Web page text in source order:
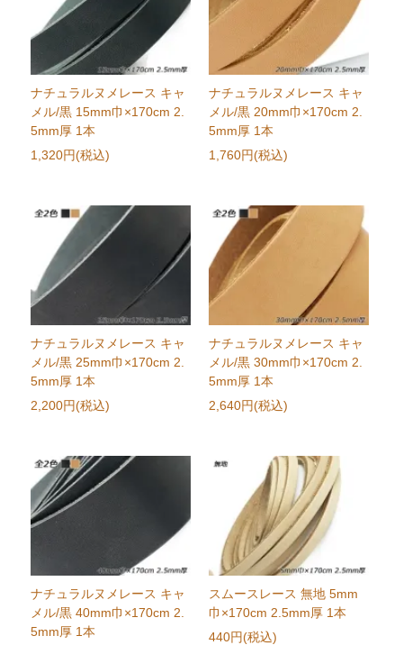
ナチュラルヌメレース キャ
メル/黒 15mm巾×170cm 2.
5mm厚 1本
1,320円(税込)
ナチュラルヌメレース キャ
メル/黒 20mm巾×170cm 2.
5mm厚 1本
1,760円(税込)
ナチュラルヌメレース キャ
メル/黒 25mm巾×170cm 2.
5mm厚 1本
2,200円(税込)
ナチュラルヌメレース キャ
メル/黒 30mm巾×170cm 2.
5mm厚 1本
2,640円(税込)
ナチュラルヌメレース キャ
メル/黒 40mm巾×170cm 2.
5mm厚 1本
スムースレース 無地 5mm
巾×170cm 2.5mm厚 1本
440円(税込)